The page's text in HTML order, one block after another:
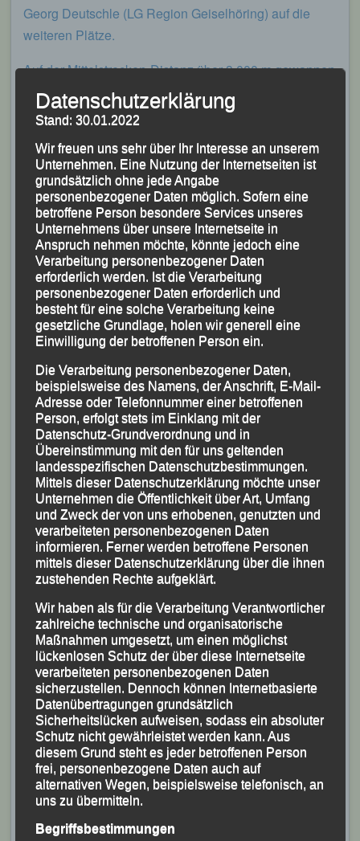
Georg Deutschle (LG Region Geiselhöring) auf die
weiteren Plätze.
Auf der Mittelstrecken-Distanz über 3.000 m gewannen
die LG-Neuzugänge
Johannes
Simmet, die beide noch der Jugend U20 angehören, in
sicherten sich zudem den Sieg in ihrer Jugendklasse.
Schnellstes Mittelstrecken-Duo Johannes (Start-Nr. 54) und Simon
Simmet
Schnellste Weibliche Teilnehmerin über die 3.000 m
war die U20-JugendlicheLena Absmeier, für die
11:08 Minuten gestoppt wurden und die sich damit
auch den Sieg in ihrer Jugendklasse sicherte.
Datenschutzerklärung
Stand: 30.01.2022
Wir freuen uns sehr über Ihr Interesse an unserem
Unternehmen. Eine Nutzung der Internetseiten ist
grundsätzlich ohne jede Angabe
personenbezogener Daten möglich. Sofern eine
betroffene Person besondere Services unseres
Unternehmens über unsere Internetseite in
Anspruch nehmen möchte, könnte jedoch eine
Verarbeitung personenbezogener Daten
erforderlich werden. Ist die Verarbeitung
personenbezogener Daten erforderlich und
besteht für eine solche Verarbeitung keine
gesetzliche Grundlage, holen wir generell eine
Einwilligung der betroffenen Person ein.
Die Verarbeitung personenbezogener Daten,
beispielsweise des Namens, der Anschrift, E-Mail-
Adresse oder Telefonnummer einer betroffenen
Person, erfolgt stets im Einklang mit der
Datenschutz-Grundverordnung und in
Übereinstimmung mit den für uns geltenden
landesspezifischen Datenschutzbestimmungen.
Mittels dieser Datenschutzerklärung möchte unser
Unternehmen die Öffentlichkeit über Art, Umfang
und Zweck der von uns erhobenen, genutzten und
verarbeiteten personenbezogenen Daten
informieren. Ferner werden betroffene Personen
mittels dieser Datenschutzerklärung über die ihnen
zustehenden Rechte aufgeklärt.
Wir haben als für die Verarbeitung Verantwortlicher
zahlreiche technische und organisatorische
Maßnahmen umgesetzt, um einen möglichst
lückenlosen Schutz der über diese Internetseite
verarbeiteten personenbezogenen Daten
sicherzustellen. Dennoch können Internetbasierte
Datenübertragungen grundsätzlich
Sicherheitslücken aufweisen, sodass ein absoluter
Schutz nicht gewährleistet werden kann. Aus
diesem Grund steht es jeder betroffenen Person
frei, personenbezogene Daten auch auf
alternativen Wegen, beispielsweise telefonisch, an
uns zu übermitteln.
Begriffsbestimmungen